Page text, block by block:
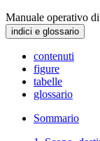
Manuale operativo
indici e glossario
contenuti
figure
tabelle
glossario
Sommario